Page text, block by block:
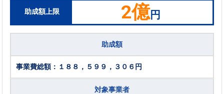
助成額上限 2億円
助成額
事業費総額：１８８，５９９，３０６円
対象事業者